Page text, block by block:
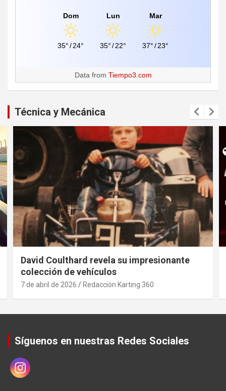
Dom
35°/24°
Lun
35°/22°
Mar
37°/23°
Data from Tiempo3.com
Técnica y Mecánica
David Coulthard revela su impresionante
colección de vehículos
7 de abril de 2026 Redacción Karting 360
Síguenos en nuestras Redes Sociales